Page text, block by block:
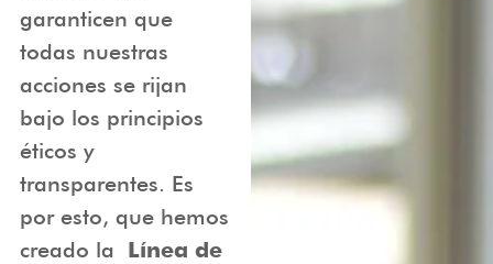
garanticen que
todas nuestras
acciones se rijan
bajo los principios
éticos y
transparentes. Es
por esto, que hemos
creado la Línea de